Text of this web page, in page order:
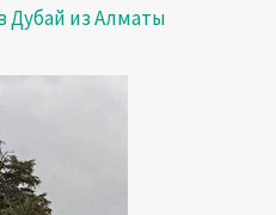
Дубай из Алматы